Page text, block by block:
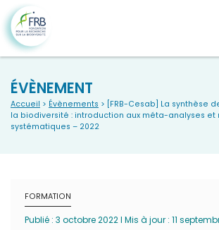
ÉVÈNEMENT
Accueil > Évènements > [FRB-Cesab] La synthèse
la biodiversité : introduction aux méta-analyses et
systématiques – 2022
FORMATION
Publié : 3 octobre 2022 I Mis à jour : 11